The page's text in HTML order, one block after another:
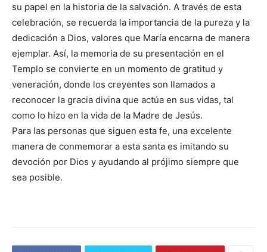
su papel en la historia de la salvación. A través de esta
celebración, se recuerda la importancia de la pureza y la
dedicación a Dios, valores que María encarna de manera
ejemplar. Así, la memoria de su presentación en el
Templo se convierte en un momento de gratitud y
veneración, donde los creyentes son llamados a
reconocer la gracia divina que actúa en sus vidas, tal
como lo hizo en la vida de la Madre de Jesús.
Para las personas que siguen esta fe, una excelente
manera de conmemorar a esta santa es imitando su
devoción por Dios y ayudando al prójimo siempre que
sea posible.